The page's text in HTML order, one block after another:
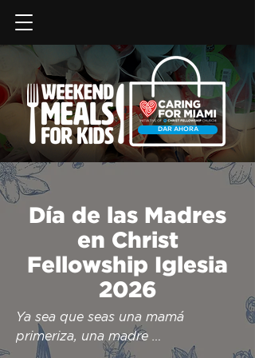
DAR AHORA
Día de las Madres
en Christ
Fellowship Iglesia
2026
Ya sea que seas una mamá
primeriza, una madre